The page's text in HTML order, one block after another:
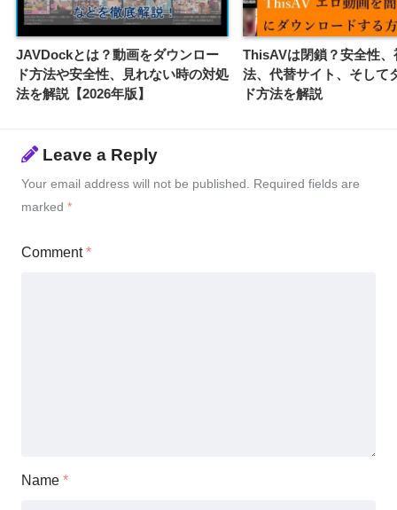
JAVDockとは？動画をダウンロー
ド方法や安全性、見れない時の対処
法を解説【2026年版】
ThisAVは閉鎖？安全性、
法、代替サイト、そして
ド方法を解説
Leave a Reply
Your email address will not be published.
Required fields are
marked *
Comment*
Name *